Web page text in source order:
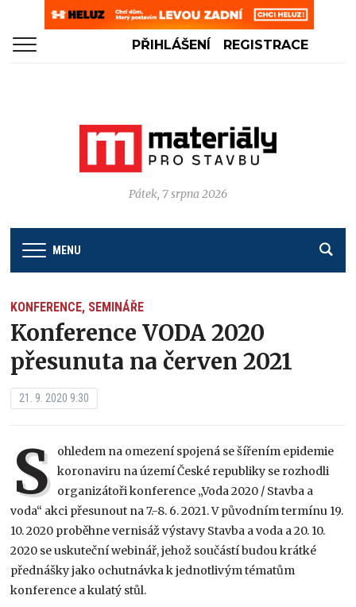
PŘIHLÁŠENÍ REGISTRACE
Pátek, 7 srpna 2026
MENU
KONFERENCE, SEMINÁŘE
Konference VODA 2020
přesunuta na červen 2021
21. 9. 2020 9:30
S ohledem na omezení spojená se šířením epidemie
koronaviru na území České republiky se rozhodli
organizátoři konference „Voda 2020 / Stavba a
voda“ akci přesunout na 7.-8. 6. 2021. V původním termínu 19.
10. 2020 proběhne vernisáž výstavy Stavba a voda a 20. 10.
2020 se uskuteční webinář, jehož součástí budou krátké
přednášky jako ochutnávka k jednotlivým tématům
konference a kulatý stůl.